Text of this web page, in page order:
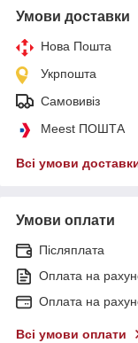
Умови доставки
Нова Пошта
Укрпошта
Самовивіз
Meest ПОШТА
Всі умови
Умови оплати
Післяплата
Оплата на
Оплата на
Всі умови оплати